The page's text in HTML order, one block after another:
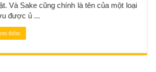
Và Sake cũng chính là tên của một loại
được ủ ...
thêm